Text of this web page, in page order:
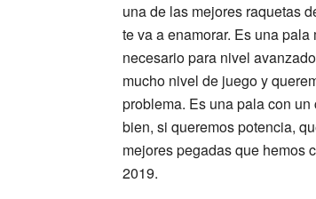
una de las mejores raquetas
te va a enamorar. Es una pala
necesario para nivel
mucho nivel de juego y
problema. Es una pala con
bien, si queremos potencia,
mejores pegadas que hemos
2019.